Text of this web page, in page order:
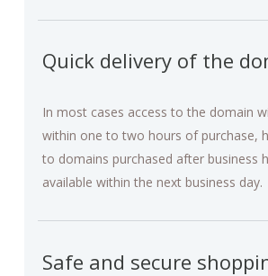
Quick delivery of the
In most cases access to the domain
within one to two hours of purchase,
to domains purchased after business
available within the next business day.
Safe and secure